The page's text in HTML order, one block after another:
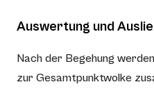
Auswertung und
Nach der Begehung
zur Gesamtpunktwolke